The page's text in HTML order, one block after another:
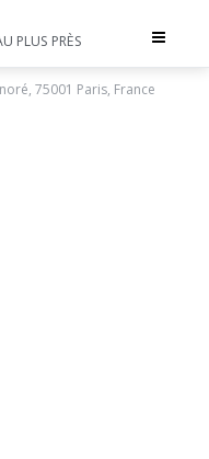
Toggle
PLUS PRÈS
75001 Paris, France